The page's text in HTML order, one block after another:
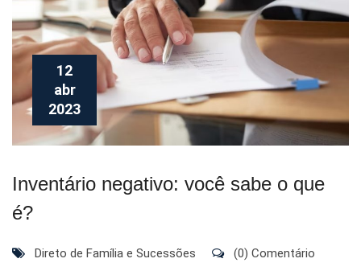
12
abr
2023
Inventário negativo: você sabe o que
é?
Direto de Família e Sucessões (0) Comentário